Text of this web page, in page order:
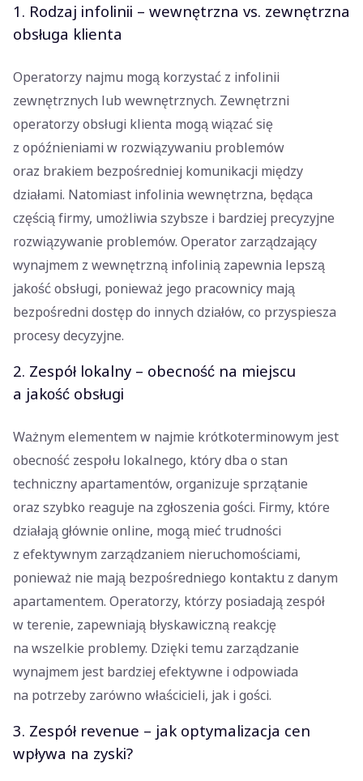
1. Rodzaj infolinii – wewnętrzna vs. zewnętrzna
obsługa klienta
Operatorzy najmu mogą korzystać z infolinii
zewnętrznych lub wewnętrznych. Zewnętrzni
operatorzy obsługi klienta mogą wiązać się
z opóźnieniami w rozwiązywaniu problemów
oraz brakiem bezpośredniej komunikacji między
działami. Natomiast infolinia wewnętrzna, będąca
częścią firmy, umożliwia szybsze i bardziej precyzyjne
rozwiązywanie problemów. Operator zarządzający
wynajmem z wewnętrzną infolinią zapewnia lepszą
jakość obsługi, ponieważ jego pracownicy mają
bezpośredni dostęp do innych działów, co przyspiesza
procesy decyzyjne.
2. Zespół lokalny – obecność na miejscu
a jakość obsługi
Ważnym elementem w najmie krótkoterminowym jest
obecność zespołu lokalnego, który dba o stan
techniczny apartamentów, organizuje sprzątanie
oraz szybko reaguje na zgłoszenia gości. Firmy, które
działają głównie online, mogą mieć trudności
z efektywnym zarządzaniem nieruchomościami,
ponieważ nie mają bezpośredniego kontaktu z danym
apartamentem. Operatorzy, którzy posiadają zespół
w terenie, zapewniają błyskawiczną reakcję
na wszelkie problemy. Dzięki temu zarządzanie
wynajmem jest bardziej efektywne i odpowiada
na potrzeby zarówno właścicieli, jak i gości.
3. Zespół revenue – jak optymalizacja cen
wpływa na zyski?